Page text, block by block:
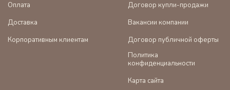
Оплата
Доставка
Корпоративным клиентам
Договор купли-продажи
Вакансии компании
Договор публичной оферты
Политика
конфиденциальности
Карта сайта